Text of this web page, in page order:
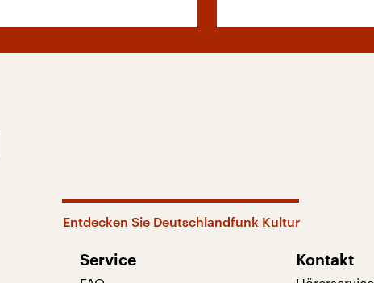
Entdecken Sie Deutschlandfunk Kultur
Service Kontakt